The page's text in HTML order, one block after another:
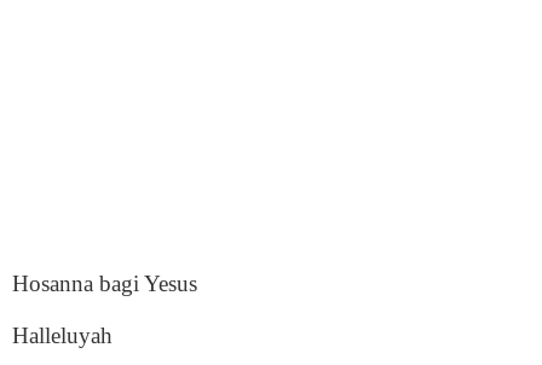
Hosanna bagi Yesus
Halleluyah